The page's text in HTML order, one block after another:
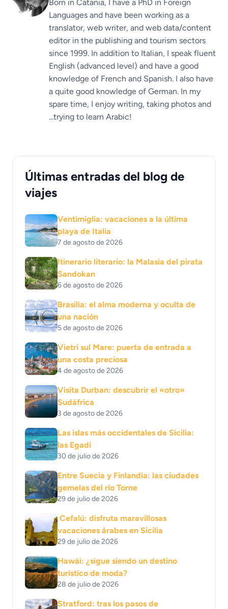
Born in Catania, I have a PhD in Foreign
Languages ​​and have been working as a
translator, web writer, and web data/content
editor in the publishing and tourism sectors
since 1999. In addition to Italian, I speak fluent
English (advanced level) and have a good
knowledge of French and Spanish. I also have
a quite good knowledge of German. In my
spare time, I enjoy writing, taking photos and
...trying to learn Arabic!
Últimas entradas del blog de
viajes
Ventimiglia: vacaciones a la última
playa de Italia
7 de agosto de 2026
Itinerario literario: la Malasia del pirata
Sandokan
6 de agosto de 2026
Brasilia: el alma moderna y oculta de
una nación
5 de agosto de 2026
Vietri sul Mare: puerta de entrada a
una costa preciosa
4 de agosto de 2026
Visita Durban: descubrir el «otro»
Sudáfrica
3 de agosto de 2026
Las islas más occidentales de Sicilia:
las Egadi
30 de julio de 2026
Entre Suecia y Finlandia: las ciudades
gemelas del río Torne
29 de julio de 2026
Cefalú: disfruta maravillosas
vacaciones árabes en Sicilia
29 de julio de 2026
Hawái: ¿sigue siendo un destino
turístico de moda?
28 de julio de 2026
Stratford: tras los pasos de